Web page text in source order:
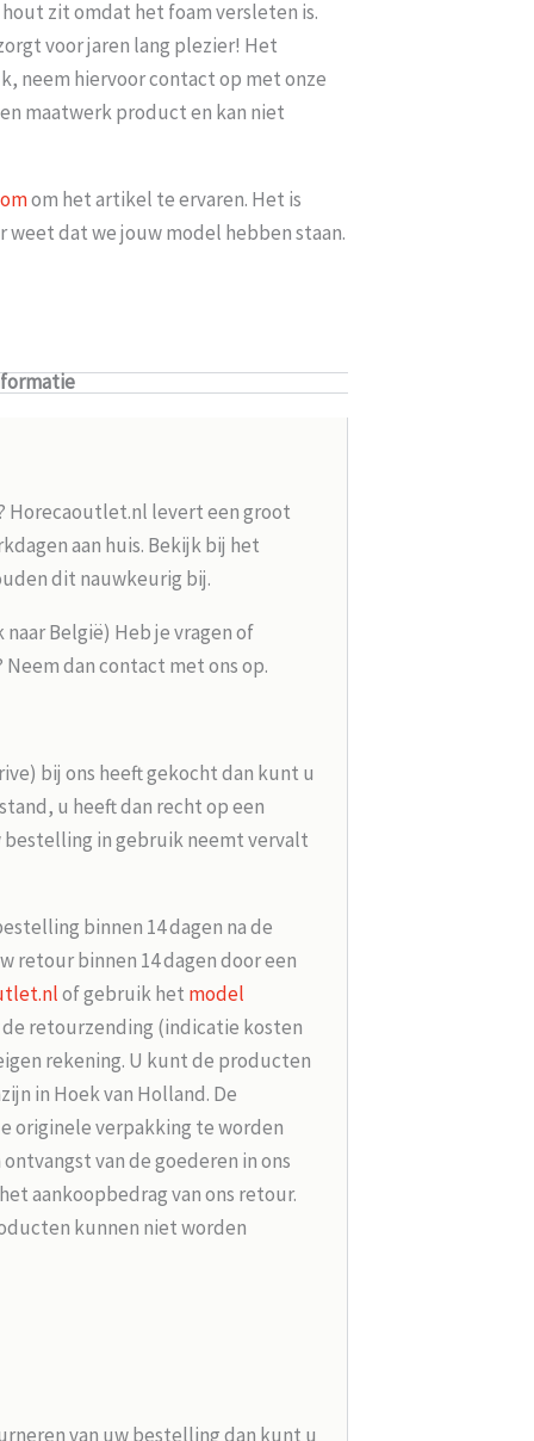
zit omdat het foam versleten is.
voor jaren lang plezier! Het
neem hiervoor contact op met onze
maatwerk product en kan niet
om het artikel te ervaren. Het is
weet dat we jouw model hebben staan.
Horecaoutlet.nl levert een groot
aan huis. Bekijk bij het
dit nauwkeurig bij.
België) Heb je vragen of
dan contact met ons op.
bij ons heeft gekocht dan kunt u
u heeft dan recht op een
bestelling in gebruik neemt vervalt
binnen 14 dagen na de
retour binnen 14 dagen door een
of gebruik het model
de retourzending (indicatie kosten
rekening. U kunt de producten
in Hoek van Holland. De
originele verpakking te worden
van de goederen in ons
aankoopbedrag van ons retour.
kunnen niet worden
van uw bestelling dan kunt u